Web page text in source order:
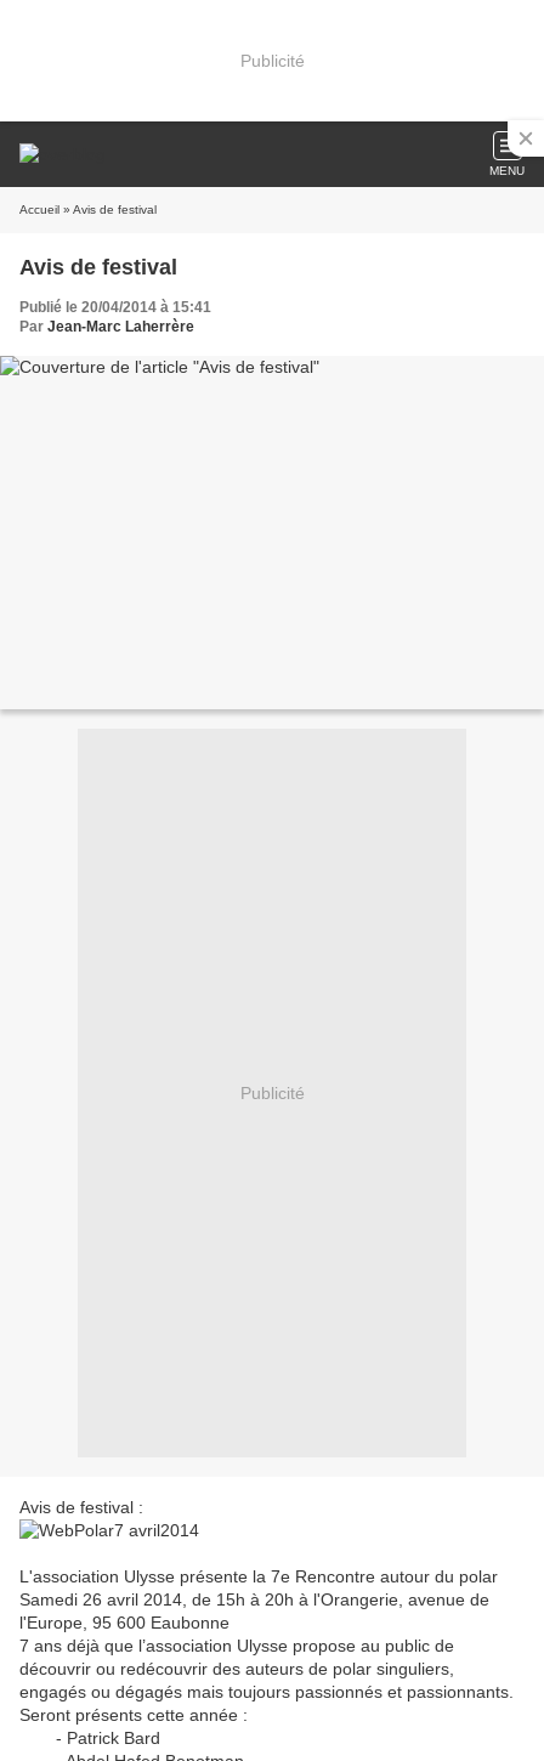
Publicité
MENU
Accueil » Avis de festival
Avis de festival
Publié le 20/04/2014 à 15:41
Par Jean-Marc Laherrère
Publicité
Avis de festival :
L'association Ulysse présente la 7e Rencontre autour du polar
Samedi 26 avril 2014, de 15h à 20h à l'Orangerie, avenue de
l'Europe, 95 600 Eaubonne
7 ans déjà que l’association Ulysse propose au public de
découvrir ou redécouvrir des auteurs de polar singuliers,
engagés ou dégagés mais toujours passionnés et passionnants.
Seront présents cette année :
- Patrick Bard